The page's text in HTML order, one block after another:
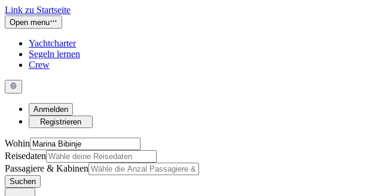
Link zu Startseite
Open menu
Yachtcharter
Segeln lernen
Crew
Anmelden
Registrieren
Wohin
Reisedaten
Passagiere & Kabinen
Suchen